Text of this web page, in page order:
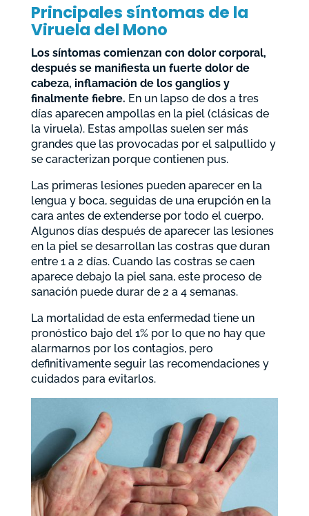
Principales síntomas de la
Viruela del Mono
Los síntomas comienzan con dolor corporal,
después se manifiesta un fuerte dolor de
cabeza, inflamación de los ganglios y
finalmente fiebre. En un lapso de dos a tres
días aparecen ampollas en la piel (clásicas de
la viruela). Estas ampollas suelen ser más
grandes que las provocadas por el salpullido y
se caracterizan porque contienen pus.
Las primeras lesiones pueden aparecer en la
lengua y boca, seguidas de una erupción en la
cara antes de extenderse por todo el cuerpo.
Algunos días después de aparecer las lesiones
en la piel se desarrollan las costras que duran
entre 1 a 2 días. Cuando las costras se caen
aparece debajo la piel sana, este proceso de
sanación puede durar de 2 a 4 semanas.
La mortalidad de esta enfermedad tiene un
pronóstico bajo del 1% por lo que no hay que
alarmarnos por los contagios, pero
definitivamente seguir las recomendaciones y
cuidados para evitarlos.